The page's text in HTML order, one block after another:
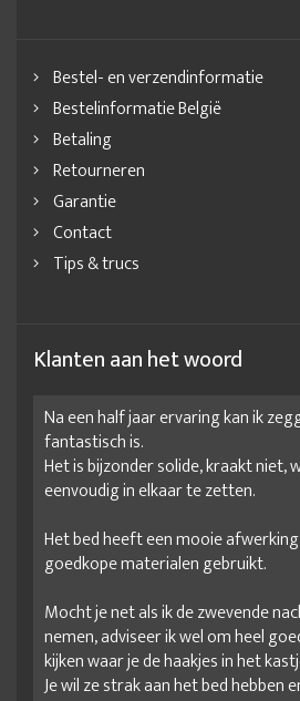
Bestel- en verzendinformatie
Bestelinformatie België
Betaling
Retourneren
Garantie
Contact
Tips & trucs
Klanten aan het woord
Na een half jaar ervaring kan ik
fantastisch is.
Het is bijzonder solide, kraakt niet,
eenvoudig in elkaar te zetten.
Het bed heeft een mooie
goedkope materialen gebruikt.
Mocht je net als ik de zwevende
nemen, adviseer ik wel om heel
kijken waar je de haakjes in het
Je wil ze strak aan het bed hebben